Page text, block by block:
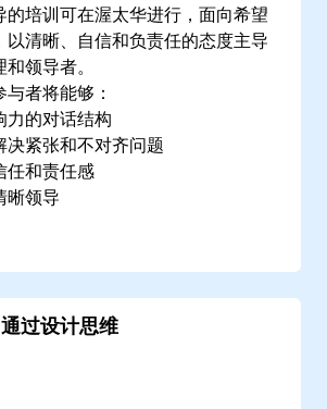
的培训可在渥太华进行，面向希望
以清晰、自信和负责任的态度主导
领导者。
者将能够：
力的对话结构
决紧张和不对齐问题
任和责任感
晰领导
过设计思维